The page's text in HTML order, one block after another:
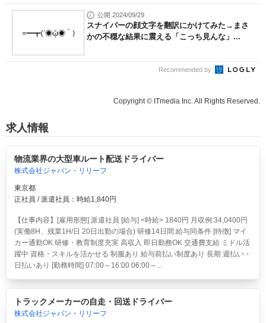
公開 2024/09/29
スナイパーの顔文字を翻訳にかけてみた→まさ
かの不穏な結果に震える「こっち見んな」...
Recommended by
Copyright © ITmedia Inc. All Rights Reserved.
求人情報
物流業界の大型車ルート配送ドライバー
株式会社ジャパン・リリーフ
東京都
正社員 / 派遣社員：時給1,840円
【仕事内容】[雇用形態] 派遣社員 [給与] <時給> 1840円 月収例:34,0400円
(実働8H、残業1H/日 20日出勤の場合) 研修14日間:給与同条件 [特徴] マイ
カー通勤OK 研修・教育制度充実 高収入 即日勤務OK 交通費支給 ミドル活
躍中 資格・スキルを活かせる 制服あり 給与前払い制度あり 長期 週払い・
日払いあり [勤務時間] 07:00～16:00 06:00～...
トラックメーカーの自走・回送ドライバー
株式会社ジャパン・リリーフ